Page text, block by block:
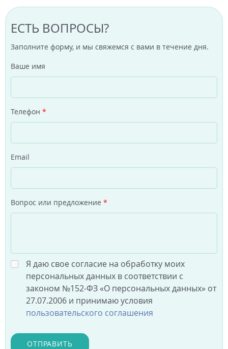
ЕСТЬ ВОПРОСЫ?
Заполните форму, и мы свяжемся с вами в течение дня.
Ваше имя
Телефон *
Email
Вопрос или предложение *
Я даю свое согласие на обработку моих
персональных данных в соответствии с
законом №152-ФЗ «О персональных данных» от
27.07.2006 и принимаю условия
пользовательского соглашения
ОТПРАВИТЬ